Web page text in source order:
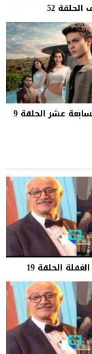
الحلقة 52
عشر الحلقة 9
الغفلة الحلقة 19